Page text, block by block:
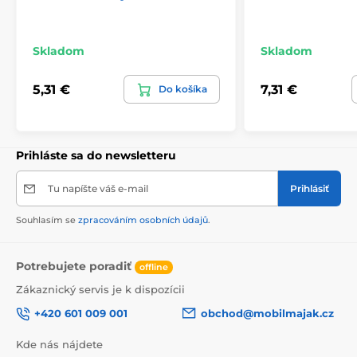
Skladom
5,31 € Do košíka
Skladom
7,31 €
Prihláste sa do newsletteru
Tu napíšte váš e-mail Prihlásiť
Souhlasím se zpracováním osobních údajů.
Potrebujete poradiť offline
Zákaznický servis je k dispozícii
+420 601 009 001
obchod@mobilmajak.cz
Kde nás nájdete